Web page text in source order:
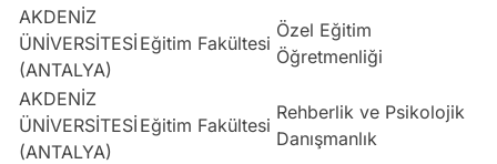
AKDENİZ
ÜNİVERSİTESİ
(ANTALYA)
Eğitim Fakültesi
Özel Eğitim
Öğretmenliği
AKDENİZ
ÜNİVERSİTESİ
(ANTALYA)
Eğitim Fakültesi
Rehberlik ve Psikolojik
Danışmanlık